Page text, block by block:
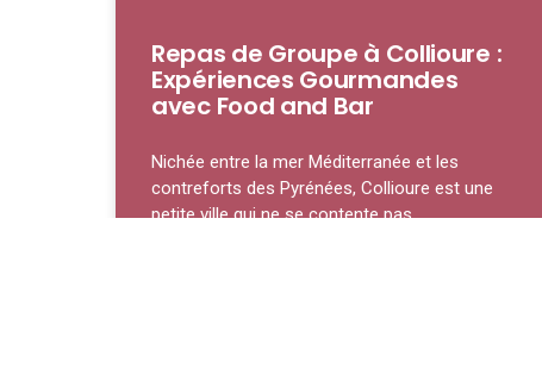
Repas de Groupe à Collioure :
Expériences Gourmandes
avec Food and Bar
Nichée entre la mer Méditerranée et les
contreforts des Pyrénées, Collioure est une
petite ville qui ne se contente pas